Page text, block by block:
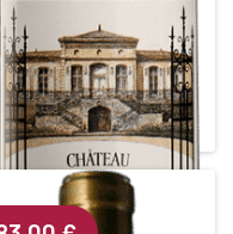
CHÂTEAU LEOVILLE
BARTON
2nd Grand Cru Classé
Red • 2020
SAINT-JULIEN
Alcohol content : 13,5°